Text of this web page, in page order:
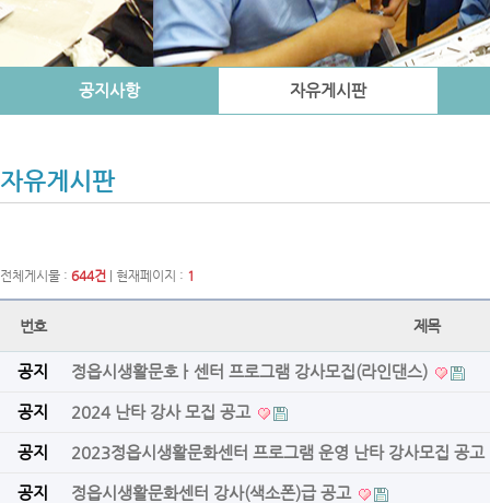
공지사항 자유게시판
자유게시판
전체게시물 : 644건 | 현재페이지 : 1
번호 제목
공지 정읍시생활문호ㅏ센터 프로그램 강사모집(라인댄스)
공지 2024 난타 강사 모집 공고
공지 2023정읍시생활문화센터 프로그램 운영 난타 강사모집 공고
공지 정읍시생활문화센터 강사(색소폰)급 공고